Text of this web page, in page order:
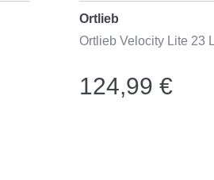
Ortlieb
Ortlieb Velocity Lite 23
124,99 €